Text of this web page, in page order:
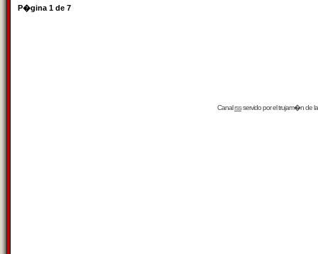
P�gina 1 de 7
Canalrssservido por eltrujam�nde